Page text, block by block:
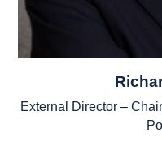
External Director –